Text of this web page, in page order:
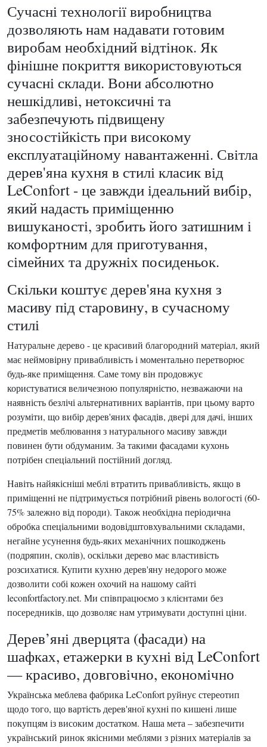
Сучасні технології виробництва
дозволяють нам надавати готовим
виробам необхідний відтінок. Як
фінішне покриття використовуються
сучасні склади. Вони абсолютно
нешкідливі, нетоксичні та
забезпечують підвищену
зносостійкість при високому
експлуатаційному навантаженні. Світла
дерев'яна кухня в стилі класик від
LeConfort - це завжди ідеальний вибір,
який надасть приміщенню
вишуканості, зробить його затишним і
комфортним для приготування,
сімейних та дружніх посиденьок.
Скільки коштує дерев'яна кухня з
масиву під старовину, в сучасному
стилі
Натуральне дерево - це красивий благородний матеріал, який
має неймовірну привабливість і моментально перетворює
будь-яке приміщення. Саме тому він продовжує
користуватися величезною популярністю, незважаючи на
наявність безлічі альтернативних варіантів, при цьому варто
розуміти, що вибір дерев'яних фасадів, двері для дачі, інших
предметів меблювання з натурального масиву завжди
повинен бути обдуманим. За такими фасадами кухонь
потрібен спеціальний постійний догляд.
Навіть найякісніші меблі втратить привабливість, якщо в
приміщенні не підтримується потрібний рівень вологості (60-
75% залежно від породи). Також необхідна періодична
обробка спеціальними водовідштовхувальними складами,
негайне усунення будь-яких механічних пошкоджень
(подряпин, сколів), оскільки дерево має властивість
розсихатися. Купити кухню дерев'яну недорого може
дозволити собі кожен охочий на нашому сайті
leconfortfactory.net. Ми співпрацюємо з клієнтами без
посередників, що дозволяє нам утримувати доступні ціни.
Дерев’яні дверцята (фасади) на
шафках, етажерки в кухні від LeConfort
— красиво, довговічно, економічно
Українська меблева фабрика LeConfort руйнує стереотип
щодо того, що вартість дерев'яної кухні по кишені лише
покупцям із високим достатком. Наша мета – забезпечити
український ринок якісними меблями з різних матеріалів за